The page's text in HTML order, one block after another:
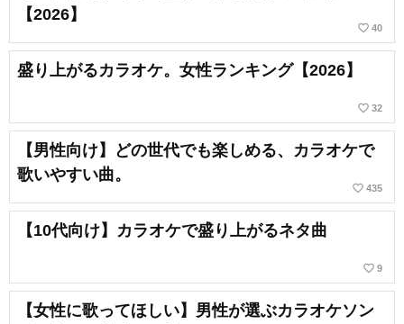
【2026】
favorite_border 40
盛り上がるカラオケ。女性ランキング【2026】
favorite_border 32
【男性向け】どの世代でも楽しめる、カラオケで
歌いやすい曲。
favorite_border 435
【10代向け】カラオケで盛り上がるネタ曲
favorite_border 9
【女性に歌ってほしい】男性が選ぶカラオケソン